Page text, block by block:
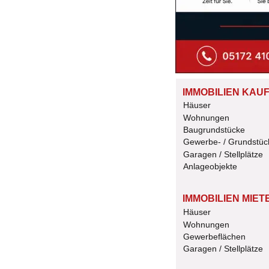
IMMOBILIEN
Häuser
Wohnungen
Baugrundstücke
Gewerbe- /
Garagen / Stellplätze
Anlageobjekte
IMMOBILIEN
Häuser
Wohnungen
Gewerbeflächen
Garagen / Stellplätze